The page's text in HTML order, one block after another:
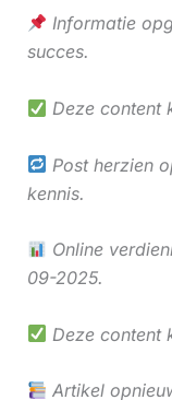
Informatie
succes.
Deze content
Post herzien
kennis.
Online
09-2025.
Deze content
Artikel